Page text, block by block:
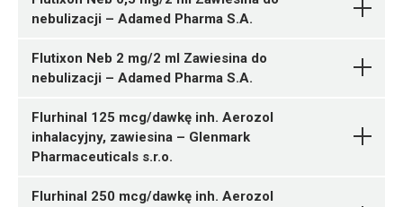
05909991525064 ¦ Rp ¦ 151860
1 tuba 15 g
1 op. 15 g
nebulizacji – Adamed Pharma S.A.
Flutixon Neb 2 mg/2 ml Zawiesina do
nebulizacji – Adamed Pharma S.A.
Flurhinal 125 mcg/dawkę inh. Aerozol
inhalacyjny, zawiesina – Glenmark
Pharmaceuticals s.r.o.
Flurhinal 250 mcg/dawkę inh. Aerozol